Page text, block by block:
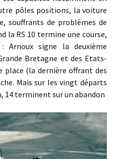
pôles positions, la voiture
souffrants de problèmes de
la RS 10 termine une course,
Arnoux signe la deuxième
Bretagne et des Etats-
place (la dernière offrant des
Mais sur les vingt départs
14 terminent sur un abandon